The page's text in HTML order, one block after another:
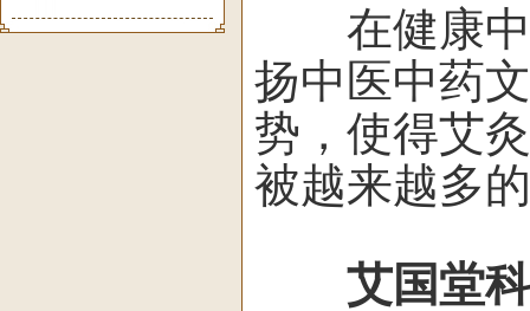
在健康中
扬中医中药
势，使得艾
被越来越多
艾国堂